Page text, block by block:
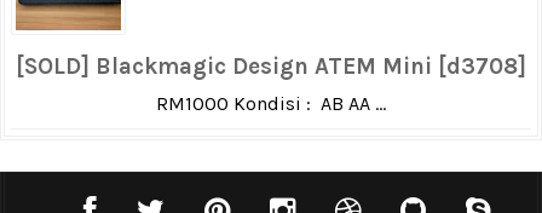
[SOLD] Blackmagic Design ATEM Mini [d3708]
RM1000 Kondisi : AB AA ...